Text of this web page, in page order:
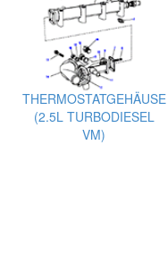
THERMOSTATGEHÄUSE
(2.5L TURBODIESEL
VM)